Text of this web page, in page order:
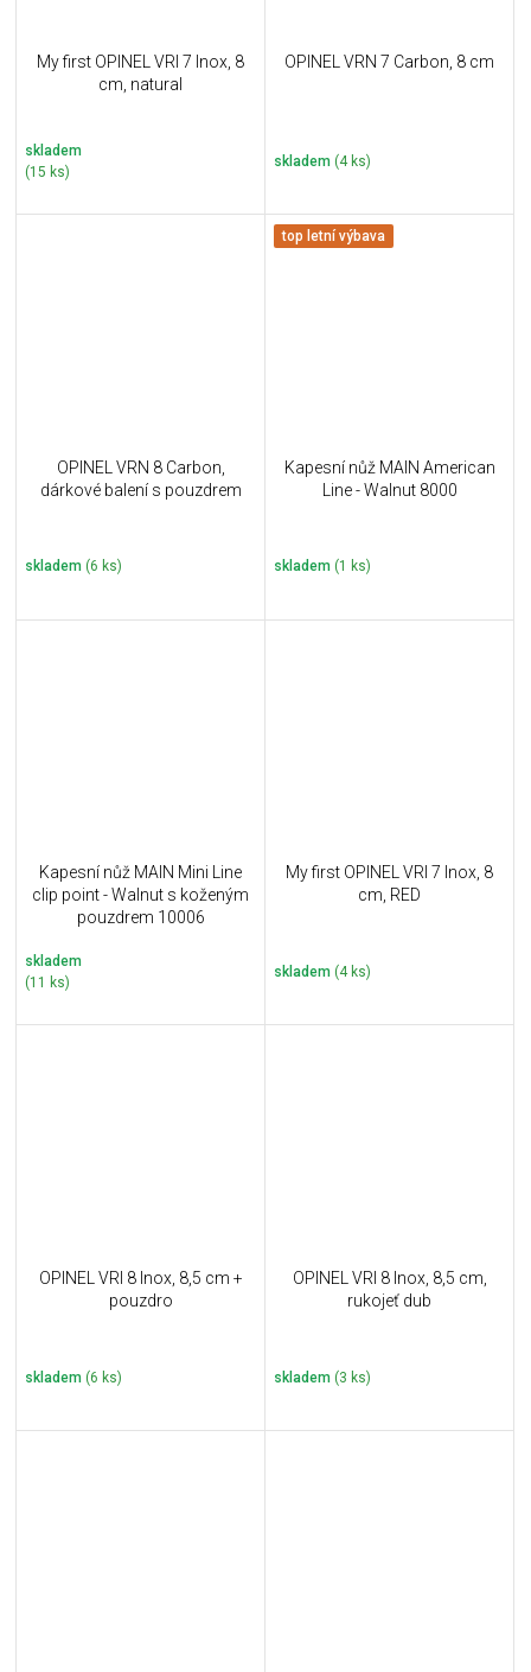
My first OPINEL VRI 7 Inox, 8
cm, natural
skladem
(15 ks)
OPINEL VRN 7 Carbon, 8 cm
skladem (4 ks)
OPINEL VRN 8 Carbon,
dárkové balení s pouzdrem
skladem (6 ks)
top letní výbava
Kapesní nůž MAIN American
Line - Walnut 8000
skladem (1 ks)
Kapesní nůž MAIN Mini Line
clip point - Walnut s koženým
pouzdrem 10006
skladem
(11 ks)
My first OPINEL VRI 7 Inox, 8
cm, RED
skladem (4 ks)
OPINEL VRI 8 Inox, 8,5 cm +
pouzdro
skladem (6 ks)
OPINEL VRI 8 Inox, 8,5 cm,
rukojeť dub
skladem (3 ks)